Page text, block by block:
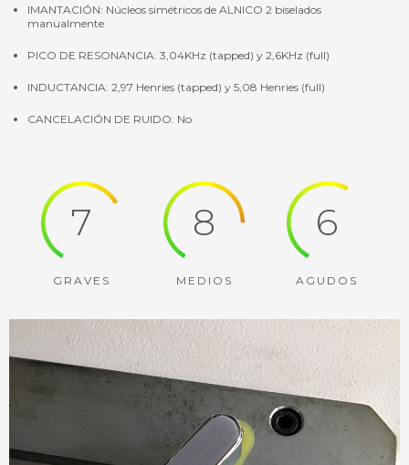
IMANTACIÓN: Núcleos simétricos de ALNICO 2 biselados
manualmente
PICO DE RESONANCIA: 3,04KHz (tapped) y 2,6KHz (full)
INDUCTANCIA: 2,97 Henries (tapped) y 5,08 Henries (full)
CANCELACIÓN DE RUIDO: No
7
GRAVES
8
MEDIOS
6
AGUDOS